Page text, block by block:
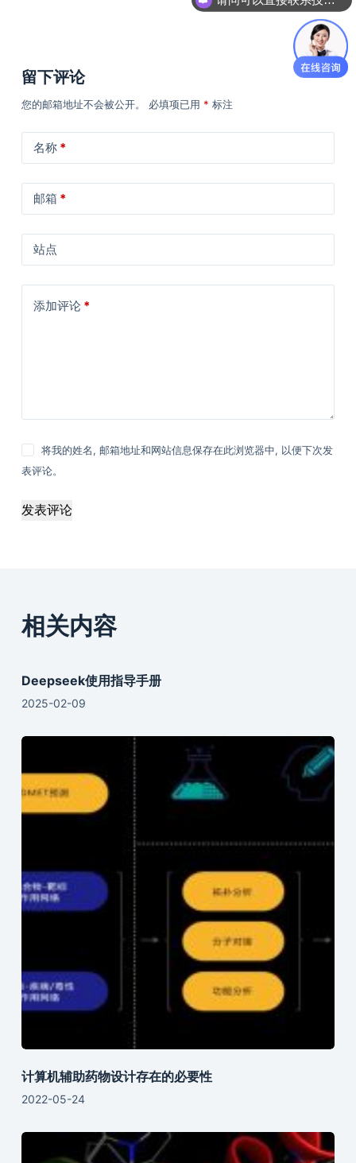
留下评论
您的邮箱地址不会被公开。 必填项已用 * 标注
名称*
邮箱 *
站点
添加评论*
将我的姓名, 邮箱地址和网站信息保存在此浏览器中, 以便下次发
表评论。
发表评论
相关内容
Deepseek使用指导手册
2025-02-09
计算机辅助药物设计存在的必要性
2022-05-24